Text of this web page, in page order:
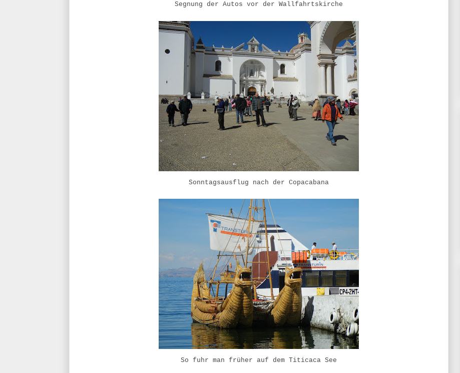
Segnung der Autos vor der Wallfahrtskirche
Sonntagsausflug nach der Copacabana
So fuhr man früher auf dem Titicaca See